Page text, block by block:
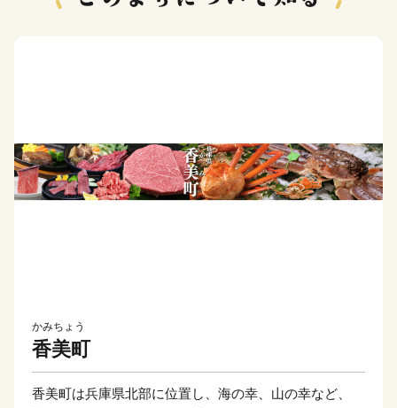
かみちょう
香美町
香美町は兵庫県北部に位置し、海の幸、山の幸など、